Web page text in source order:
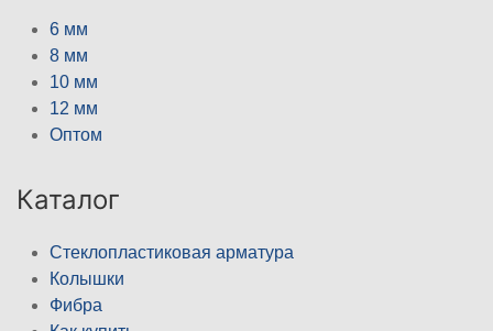
6 мм
8 мм
10 мм
12 мм
Оптом
Каталог
Стеклопластиковая арматура
Колышки
Фибра